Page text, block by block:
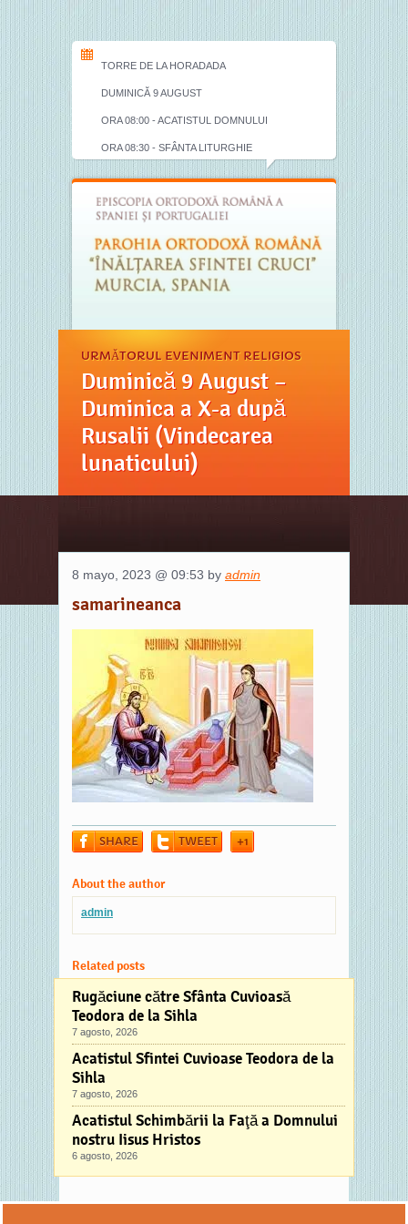
TORRE DE LA HORADADA
DUMINICĂ 9 AUGUST
ORA 08:00 - ACATISTUL DOMNULUI
ORA 08:30 - SFÂNTA LITURGHIE
URMĂTORUL EVENIMENT RELIGIOS
Duminică 9 August –
Duminica a X-a după
Rusalii (Vindecarea
lunaticului)
8 mayo, 2023 @ 09:53 by admin
samarineanca
SHARE TWEET +1
About the author
admin
Related posts
Rugăciune către Sfânta Cuvioasă
Teodora de la Sihla
7 agosto, 2026
Acatistul Sfintei Cuvioase Teodora de la
Sihla
7 agosto, 2026
Acatistul Schimbării la Faţă a Domnului
nostru Iisus Hristos
6 agosto, 2026
Comments